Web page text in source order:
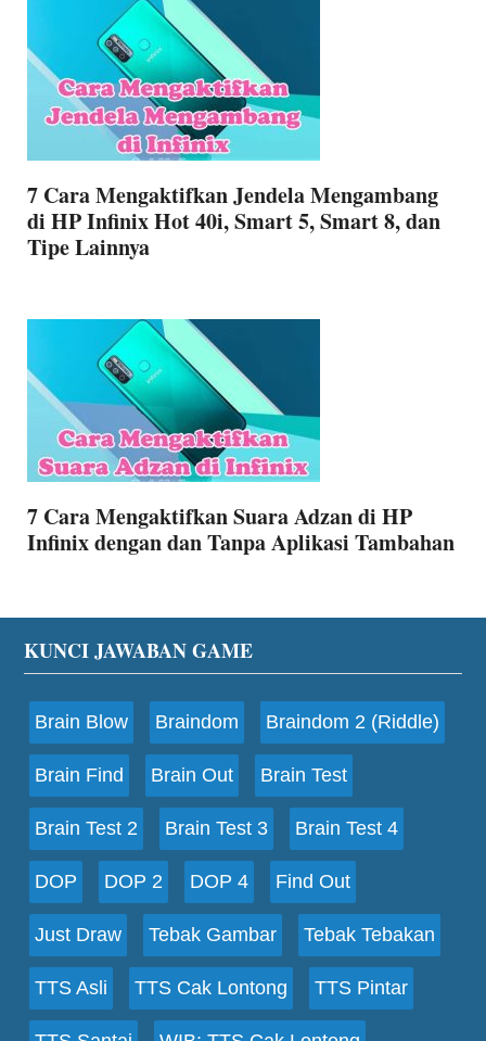
7 Cara Mengaktifkan Jendela Mengambang
di HP Infinix Hot 40i, Smart 5, Smart 8, dan
Tipe Lainnya
7 Cara Mengaktifkan Suara Adzan di HP
Infinix dengan dan Tanpa Aplikasi Tambahan
Footer
KUNCI JAWABAN GAME
Brain Blow Braindom Braindom 2 (Riddle)
Brain Find Brain Out Brain Test
Brain Test 2 Brain Test 3 Brain Test 4
DOP DOP 2 DOP 4 Find Out
Just Draw Tebak Gambar Tebak Tebakan
TTS Asli TTS Cak Lontong TTS Pintar